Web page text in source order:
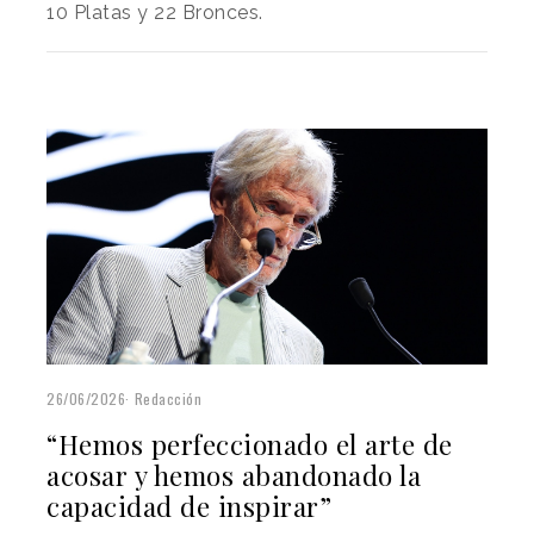
10 Platas y 22 Bronces.
26/06/2026 Redacción
“Hemos perfeccionado el arte de
acosar y hemos abandonado la
capacidad de inspirar”